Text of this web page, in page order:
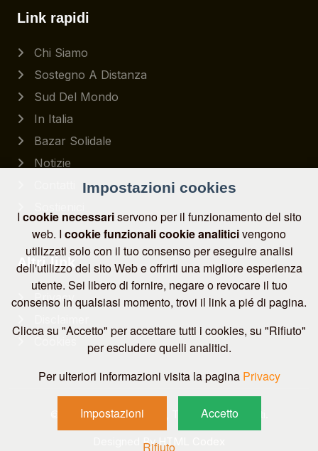
Link rapidi
Chi Siamo
Sostegno A Distanza
Sud Del Mondo
In Italia
Bazar Solidale
Notizie
Altri link
Privacy
© 2026CESVITEM ETS
, Tutti i diritti riservati.
Designed ByHTML Codex
Impostazioni cookies
Icookie necessariservono per il funzionamento del sito
web. I cookie funzionalicookie analiticivengono
utilizzati solo con il tuo consenso per eseguire analisi
dell'utilizzo del sito Web e offrirti una migliore esperienza
utente. Sei libero di fornire, negare o revocare il tuo
consenso in qualsiasi momento, trovi il link a pié di pagina.
Clicca su "Accetto" per accettare tutti i cookies, su "Rifiuto"
per escludere quelli analitici.
Per ulteriori informazioni visita la pagina Privacy
Impostazioni Accetto
Rifiuto